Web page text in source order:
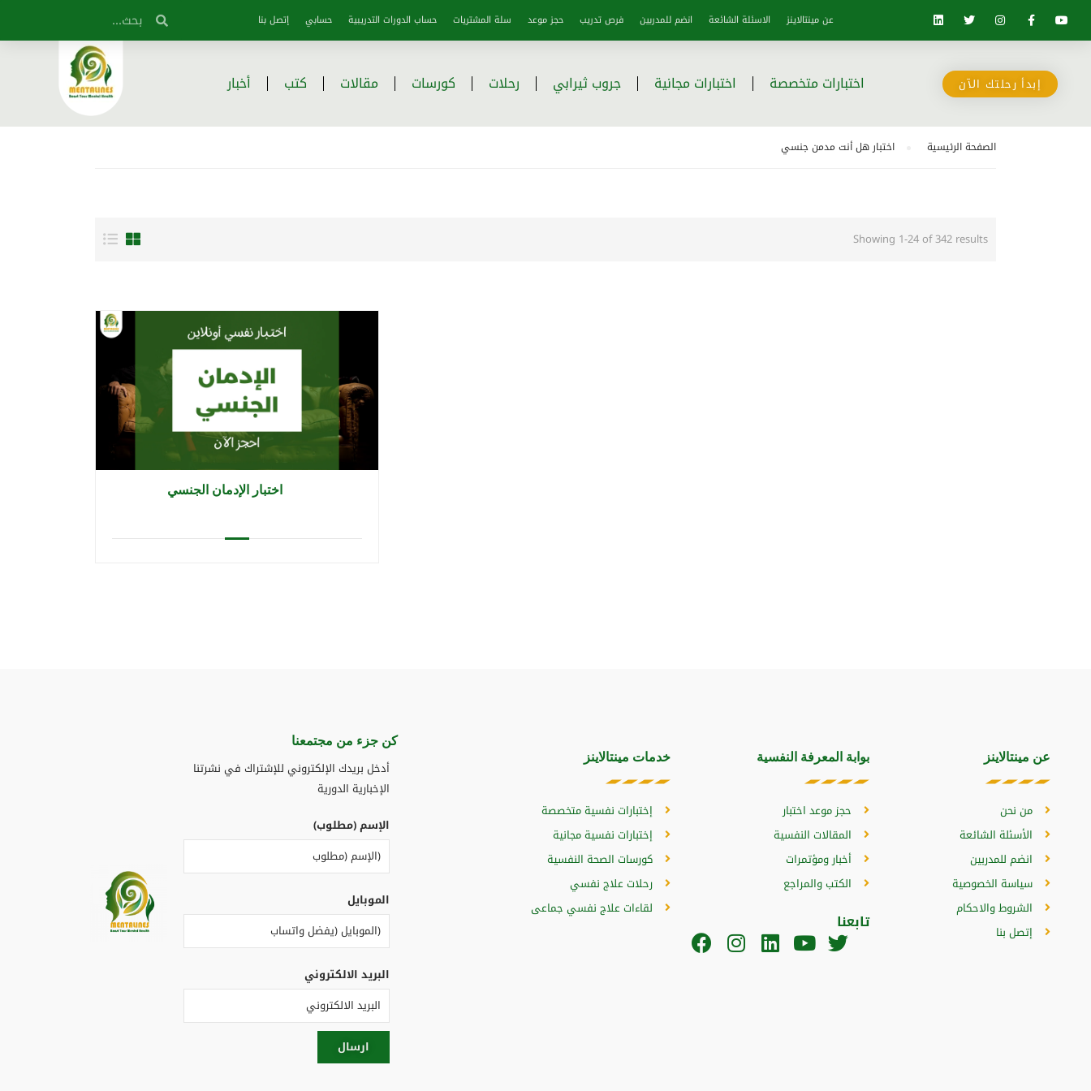
عن مينتالاينز الاسئلة الشائعة انضم للمدربين فرص تدريب حجز موعد سلة المشتريات حساب الدورات التدريبية حسابي إتصل بنا
إبدأ رحلتك الآن اختبارات متخصصة اختبارات مجانية جروب ثيرابي رحلات كورسات مقالات كتب أخبار
الصفحة الرئيسية اختبار هل أنت مدمن جنسي
Showing 1-24 of 342 results
اختبار الإدمان الجنسي
عن مينتالاينز
من نحن
الأسئلة الشائعة
انضم للمدربين
سياسة الخصوصية
الشروط والاحكام
إتصل بنا
بوابة المعرفة النفسية
حجز موعد اختبار
المقالات النفسية
أخبار ومؤتمرات
الكتب والمراجع
تابعنا
خدمات مينتالاينز
إختبارات نفسية متخصصة
إختبارات نفسية مجانية
كورسات الصحة النفسية
رحلات علاج نفسي
لقاءات علاج نفسي جماعى
كن جزء من مجتمعنا​
أدخل بريدك الإلكتروني للإشتراك في نشرتنا
الإخبارية الدورية
الإسم (مطلوب)
الموبايل
البريد الالكتروني